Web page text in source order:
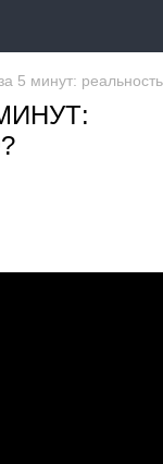
5 минут: